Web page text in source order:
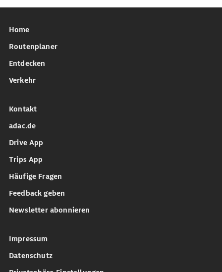
Home
Routenplaner
Entdecken
Verkehr
Kontakt
adac.de
Drive App
Trips App
Häufige Fragen
Feedback geben
Newsletter abonnieren
Impressum
Datenschutz